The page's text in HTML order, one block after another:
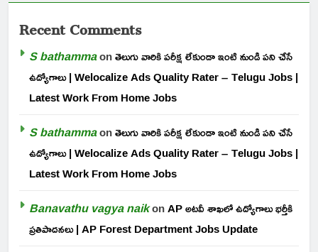
Recent Comments
S bathammaonతెలుగు వారికి పరీక్ష లేకుండా ఇంటి నుండి పని చేసే
ఉద్యోగాలు | Welocalize Ads Quality Rater – Telugu Jobs |
Latest Work From Home Jobs
S bathammaonతెలుగు వారికి పరీక్ష లేకుండా ఇంటి నుండి పని చేసే
ఉద్యోగాలు | Welocalize Ads Quality Rater – Telugu Jobs |
Latest Work From Home Jobs
Banavathu vagya naikonAP అటవీ శాఖలో ఉద్యోగాలు భర్తీకి
ప్రతిపాదనలు | AP Forest Department Jobs Update